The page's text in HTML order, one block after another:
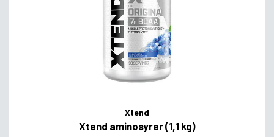
Xtend
Xtend aminosyrer (1,1 kg)